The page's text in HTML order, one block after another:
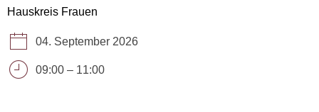
Hauskreis Frauen
04. September 2026
09:00 – 11:00